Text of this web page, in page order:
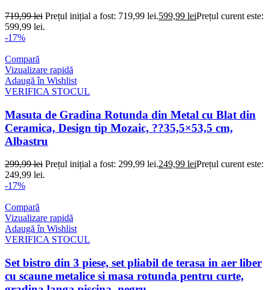
719,99lei Prețul inițial a fost: 719,99 lei.599,99 leiPrețul curent este:
599,99 lei.
-17%
Compară
Vizualizare rapidă
Adaugă în Wishlist
VERIFICA STOCUL
Masuta de Gradina Rotunda din Metal cu Blat din
Ceramica, Design tip Mozaic, ??35,5×53,5 cm,
Albastru
299,99lei Prețul inițial a fost: 299,99 lei.249,99 leiPrețul curent este:
249,99 lei.
-17%
Compară
Vizualizare rapidă
Adaugă în Wishlist
VERIFICA STOCUL
Set bistro din 3 piese, set pliabil de terasa in aer liber
cu scaune metalice si masa rotunda pentru curte,